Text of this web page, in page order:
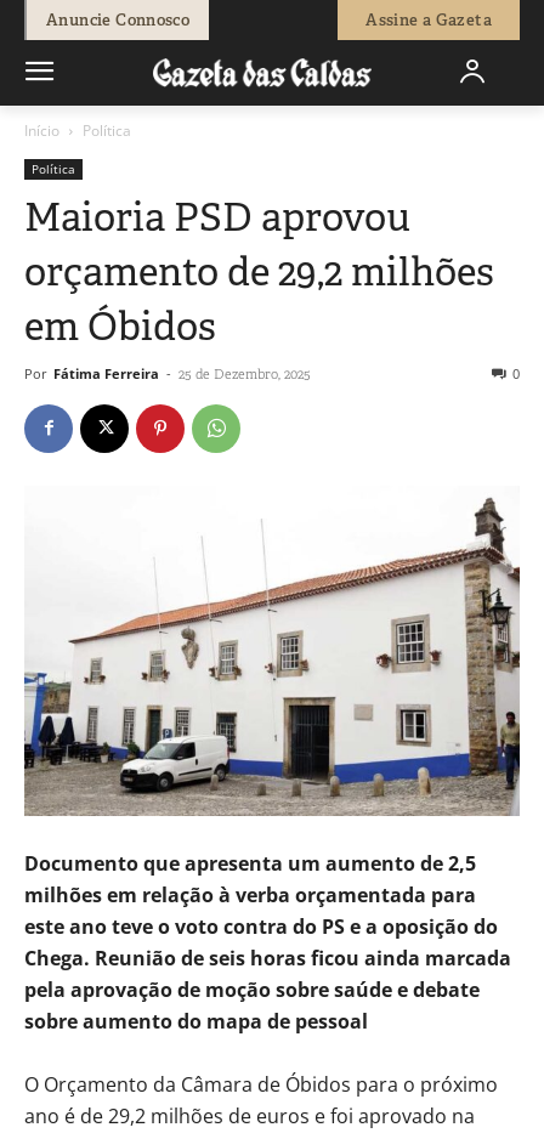
Anuncie Connosco Assine a Gazeta
Início Política
Política
Maioria PSD aprovou
orçamento de 29,2 milhões
em Óbidos
Por Fátima Ferreira - 25 de Dezembro, 2025 0
Documento que apresenta um aumento de 2,5
milhões em relação à verba orçamentada para
este ano teve o voto contra do PS e a oposição do
Chega. Reunião de seis horas ficou ainda marcada
pela aprovação de moção sobre saúde e debate
sobre aumento do mapa de pessoal
O Orçamento da Câmara de Óbidos para o próximo
ano é de 29,2 milhões de euros e foi aprovado na